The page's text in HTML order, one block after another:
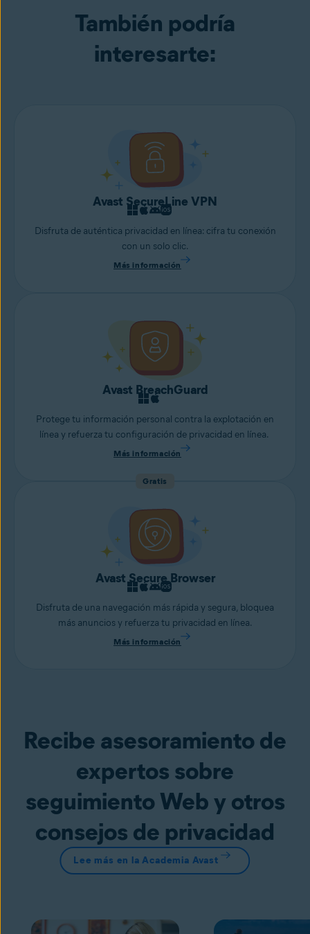
También podría
interesarte:
Avast SecureLine VPN
Disfruta de auténtica privacidad en línea: cifra tu conexión
con un solo clic.
Más información
Avast BreachGuard
Protege tu información personal contra la explotación en
línea y refuerza tu configuración de privacidad en línea.
Más información
Gratis
Avast Secure Browser
Disfruta de una navegación más rápida y segura, bloquea
más anuncios y refuerza tu privacidad en línea.
Más información
Recibe asesoramiento de
expertos sobre
seguimiento Web y otros
consejos de privacidad
Lee más en la Academia Avast